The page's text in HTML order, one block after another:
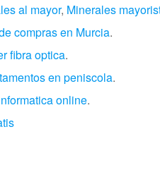
al mayor, Minerales
compras en Murcia.
fibra optica.
en peniscola.
online.